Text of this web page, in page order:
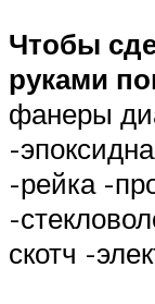
Чтобы
руками
фанеры
-
-рейка -
-
скотч -